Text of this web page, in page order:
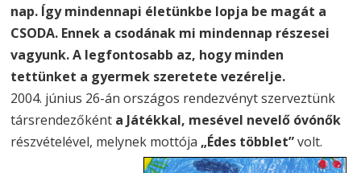
nap. Így mindennapi életünkbe lopja be magát a
CSODA. Ennek a csodának mi mindennap részesei
vagyunk. A legfontosabb az, hogy minden
tettünket a gyermek szeretete vezérelje.
2004. június 26-án országos rendezvényt szerveztünk
társrendezőként a Játékkal, mesével nevelő óvónők
részvételével, melynek mottója„Édes többlet”volt.